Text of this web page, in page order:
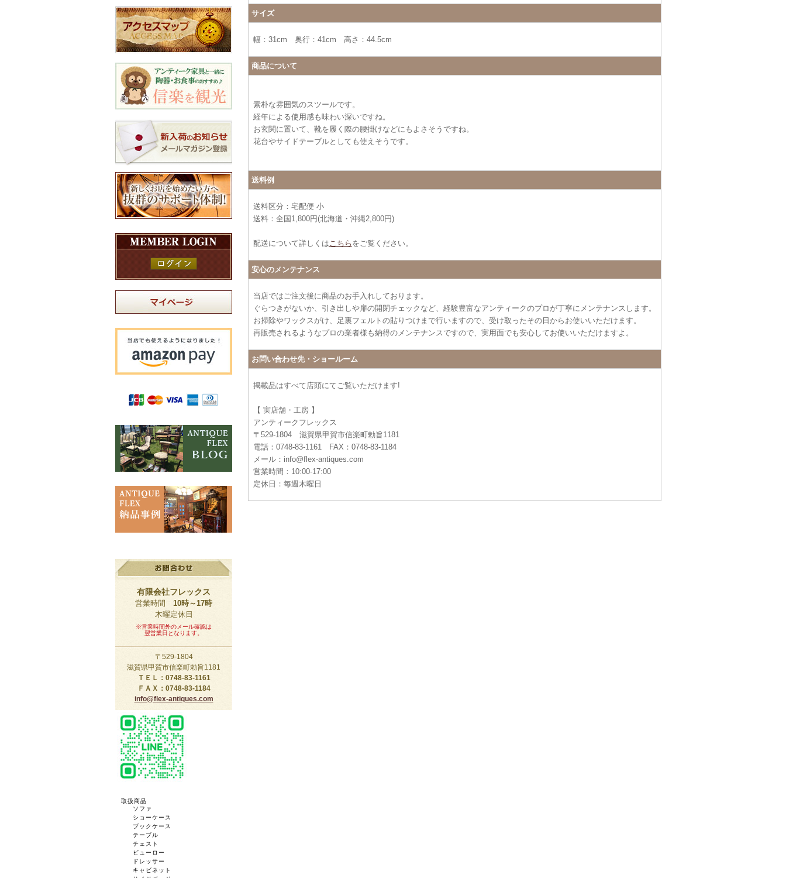
有限会社フレックス
営業時間 10時～17時
木曜定休日
※営業時間外のメール確認は
翌営業日となります。
〒529-1804
滋賀県甲賀市信楽町勅旨1181
ＴＥＬ：0748-83-1161
ＦＡＸ：0748-83-1184
info@flex-antiques.com
取扱商品
ソファ
ショーケース
ブックケース
テーブル
チェスト
ビューロー
ドレッサー
キャビネット
サイズ
幅：31cm 奥行：41cm 高さ：44.5cm
商品について
素朴な雰囲気のスツールです。
経年による使用感も味わい深いですね。
お玄関に置いて、靴を履く際の腰掛けなどにもよさそうですね。
花台やサイドテーブルとしても使えそうです。
送料例
送料区分：宅配便 小
送料：全国1,800円(北海道・沖縄2,800円)
配送について詳しくは こちら をご覧ください。
安心のメンテナンス
当店ではご注文後に商品のお手入れしております。
ぐらつきがないか、引き出しや扉の開閉チェックなど、経験豊富なアンティークのプロが丁寧にメンテナンスします。
お掃除やワックスがけ、足裏フェルトの貼りつけまで行いますので、受け取ったその日からお使いいただけます。
再販売されるようなプロの業者様も納得のメンテナンスですので、実用面でも安心してお使いいただけますよ。
お問い合わせ先・ショールーム
掲載品はすべて店頭にてご覧いただけます!
【 実店舗・工房 】
アンティークフレックス
〒529-1804 滋賀県甲賀市信楽町勅旨1181
電話：0748-83-1161 FAX：0748-83-1184
メール：info@flex-antiques.com
営業時間：10:00-17:00
定休日：毎週木曜日